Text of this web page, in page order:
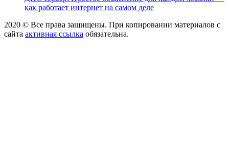
как работает интернет на самом деле
2020 © Все права защищены. При копировании материалов с
сайта активная ссылка обязательна.